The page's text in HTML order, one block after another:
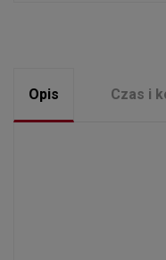
Opis Czas i